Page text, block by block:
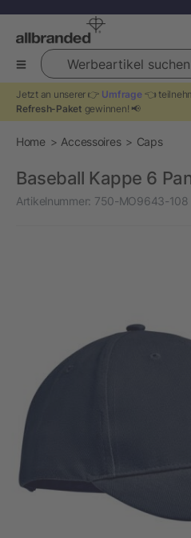
Werbeartikel suchen...
Jetzt an unserer 👉 Umfrage👈
Refresh-Paket gewinnen! 📢
Home Accessoires Caps
Baseball Kappe 6
Artikelnummer: 750-MO9643-108